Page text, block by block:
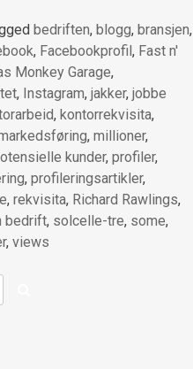
bedriften, blogg, bransjen,
, Facebookprofil , Fast n'
Monkey Garage,
, Instagram, jakker, jobbe
, kontorrekvisita,
, millioner,
kunder, profiler,
, profileringsartikler,
, rekvisita, Richard Rawlings,
bedrift, solcelle-tre, some,
, views